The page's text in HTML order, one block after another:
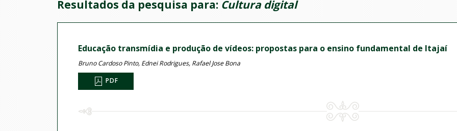
Resultados da pesquisa para: Cultura digital
Educação transmídia e produção de vídeos: propostas para o ensino fundamental de Itajaí
Bruno Cardoso Pinto, Ednei Rodrigues, Rafael Jose Bona
PDF